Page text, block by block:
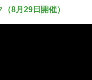
8月29日開催）